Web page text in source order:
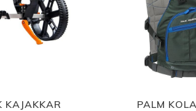
KAJAKKAR
PALM